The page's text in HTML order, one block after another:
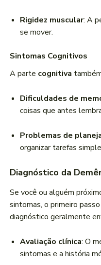
Rigidez muscular: A
se mover.
Sintomas Cognitivos
A parte cognitiva
Dificuldades de
coisas que antes
Problemas de
organizar tarefas
Diagnóstico da
Se você ou alguém
sintomas, o primeiro
diagnóstico geralmente
Avaliação clínica: O
sintomas e a história